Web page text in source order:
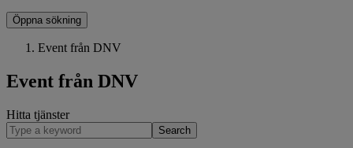
Öppna sökning
Event från DNV
Event från DNV
Hitta tjänster
Search